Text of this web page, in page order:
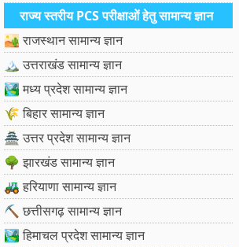
राज्य स्तरीय PCS परीक्षाओं हेतु सामान्य ज्ञान
🏜️ राजस्थान सामान्य ज्ञान
🏔️ उत्तराखंड सामान्य ज्ञान
🏞️ मध्य प्रदेश सामान्य ज्ञान
🌾 बिहार सामान्य ज्ञान
🏯 उत्तर प्रदेश सामान्य ज्ञान
🌳 झारखंड सामान्य ज्ञान
🚜 हरियाणा सामान्य ज्ञान
⛏️ छत्तीसगढ़ सामान्य ज्ञान
🏞️ हिमाचल प्रदेश सामान्य ज्ञान